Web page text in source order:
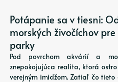
Potápanie sa v tiesni:
morských živočíchov
parky
Pod povrchom akvárií a
znepokojujúca realita, ktorá
verejným imidžom. Zatiaľ čo